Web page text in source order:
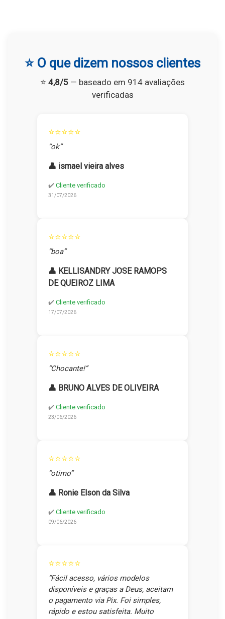
⭐ O que dizem nossos clientes
⭐ 4,8/5 — baseado em 914 avaliações
verificadas
⭐⭐⭐⭐⭐
“ok”
👤 ismael vieira alves
✔️ Cliente verificado
31/07/2026
⭐⭐⭐⭐⭐
“boa”
👤 KELLISANDRY JOSE RAMOPS
DE QUEIROZ LIMA
✔️ Cliente verificado
17/07/2026
⭐⭐⭐⭐⭐
“Chocante!”
👤 BRUNO ALVES DE OLIVEIRA
✔️ Cliente verificado
23/06/2026
⭐⭐⭐⭐⭐
“otimo”
👤 Ronie Elson da Silva
✔️ Cliente verificado
09/06/2026
⭐⭐⭐⭐⭐
“Fácil acesso, vários modelos
disponíveis e graças a Deus, aceitam
o pagamento via Pix. Foi simples,
rápido e estou satisfeita. Muito